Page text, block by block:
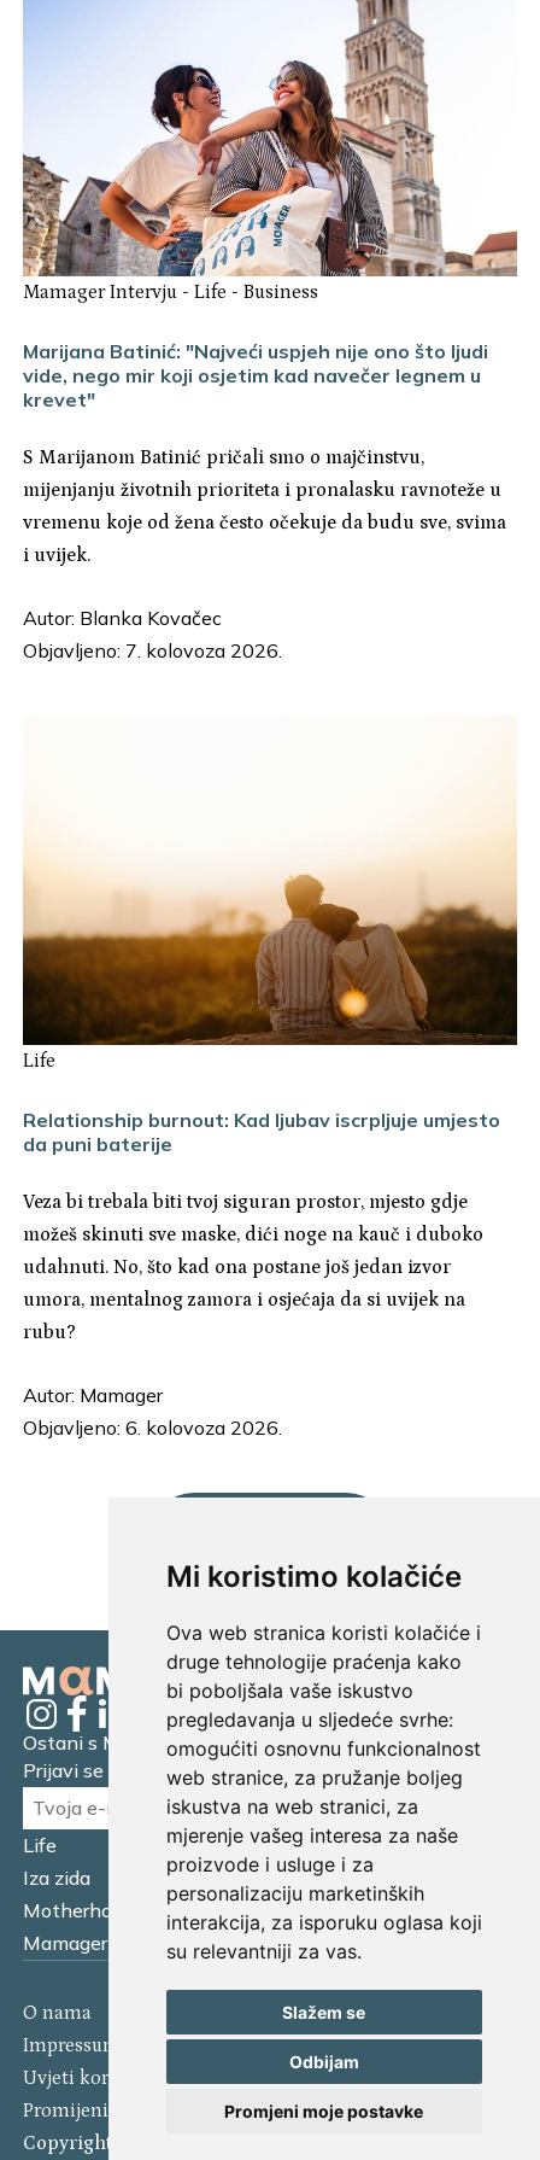
Mi koristimo kolačiće
Ova web stranica koristi kolačiće i
druge tehnologije praćenja kako
bi poboljšala vaše iskustvo
pregledavanja u sljedeće svrhe:
omogućiti osnovnu funkcionalnost
web stranice, za pružanje boljeg
iskustva na web stranici, za
mjerenje vašeg interesa za naše
proizvode i usluge i za
personalizaciju marketinških
interakcija, za isporuku oglasa koji
su relevantniji za vas.
Slažem se
Odbijam
Promjeni moje postavke
Mamager Intervju -Life -Business
Marijana Batinić: "Najveći uspjeh nije ono što ljudi
vide, nego mir koji osjetim kad navečer legnem u
krevet"
S Marijanom Batinić pričali smo o majčinstvu,
mijenjanju životnih prioriteta i pronalasku ravnoteže u
vremenu koje od žena često očekuje da budu sve, svima
i uvijek.
Autor: Blanka Kovačec
Objavljeno: 7. kolovoza 2026.
Life
Relationship burnout: Kad ljubav iscrpljuje umjesto
da puni baterije
Veza bi trebala biti tvoj siguran prostor, mjesto gdje
možeš skinuti sve maske, dići noge na kauč i duboko
udahnuti. No, što kad ona postane još jedan izvor
umora, mentalnog zamora i osjećaja da si uvijek na
rubu?
Autor: Mamager
Objavljeno: 6. kolovoza 2026.
Life
Financijska pismenost
Iza zida
Business
Motherhood
Tatager
Mamager Intervju
Multitasking kitchen
Ostani s Mamagerom
Prijavi se na naš newsletter.
Copyright 2025 Mamager
O nama
Kontakt
Impressum
Izjava o kolačićima
Uvjeti korištenja
Politika privatnosti
Promijeni postavke kolačića